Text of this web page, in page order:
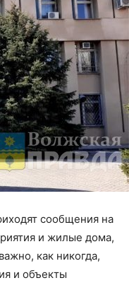
сообщения на
и жилые дома,
как никогда,
и объекты